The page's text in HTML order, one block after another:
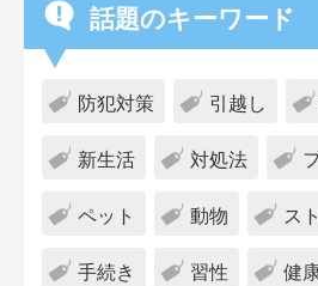
話題のキーワード
防犯対策 引越し
新生活 対処法
ペット 動物 ス
手続き 習性 健